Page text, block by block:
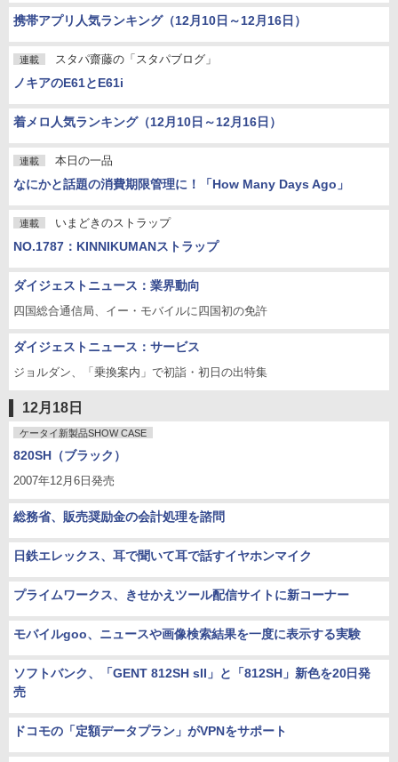
携帯アプリ人気ランキング（12月10日～12月16日）
連載 スタパ齋藤の「スタパブログ」
ノキアのE61とE61i
着メロ人気ランキング（12月10日～12月16日）
連載 本日の一品
なにかと話題の消費期限管理に！「How Many Days Ago」
連載 いまどきのストラップ
NO.1787：KINNIKUMANストラップ
ダイジェストニュース：業界動向
四国総合通信局、イー・モバイルに四国初の免許
ダイジェストニュース：サービス
ジョルダン、「乗換案内」で初詣・初日の出特集
12月18日
ケータイ新製品SHOW CASE
820SH（ブラック）
2007年12月6日発売
総務省、販売奨励金の会計処理を諮問
日鉄エレックス、耳で聞いて耳で話すイヤホンマイク
プライムワークス、きせかえツール配信サイトに新コーナー
モバイルgoo、ニュースや画像検索結果を一度に表示する実験
ソフトバンク、「GENT 812SH sII」と「812SH」新色を20日発
売
ドコモの「定額データプラン」がVPNをサポート